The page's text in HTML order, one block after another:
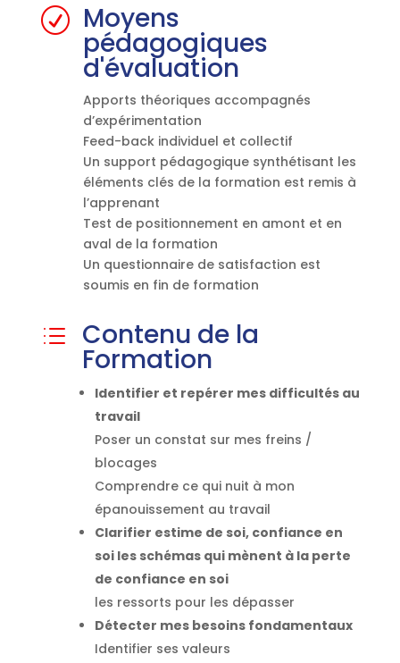
R Moyens
pédagogiques
d'évaluation
Apports théoriques accompagnés
d’expérimentation
Feed-back individuel et collectif
Un support pédagogique synthétisant les
éléments clés de la formation est remis à
l’apprenant
Test de positionnement en amont et en
aval de la formation
Un questionnaire de satisfaction est
soumis en fin de formation
d Contenu de la
Formation
Identifier et repérer mes difficultés au
travail
Poser un constat sur mes freins /
blocages
Comprendre ce qui nuit à mon
épanouissement au travail
Clarifier estime de soi, confiance en
soi les schémas qui mènent à la perte
de confiance en soi
les ressorts pour les dépasser
Détecter mes besoins fondamentaux
Identifier ses valeurs